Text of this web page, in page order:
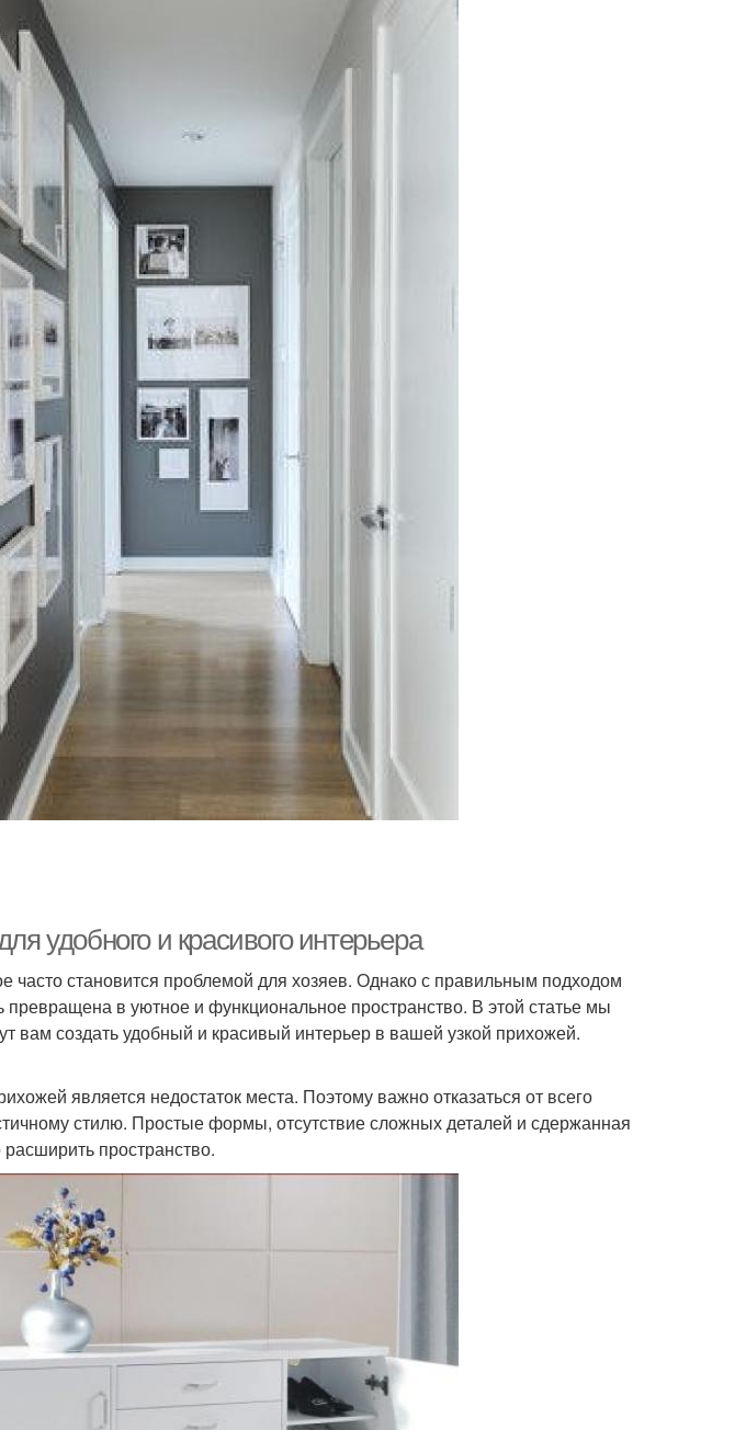
удобного и красивого интерьера
часто становится проблемой для хозяев. Однако с правильным подходом
в уютное и функциональное пространство. В этой статье мы
вам создать удобный и красивый интерьер в вашей узкой прихожей.
является недостаток места. Поэтому важно отказаться от всего
стилю. Простые формы, отсутствие сложных деталей и сдержанная
пространство.